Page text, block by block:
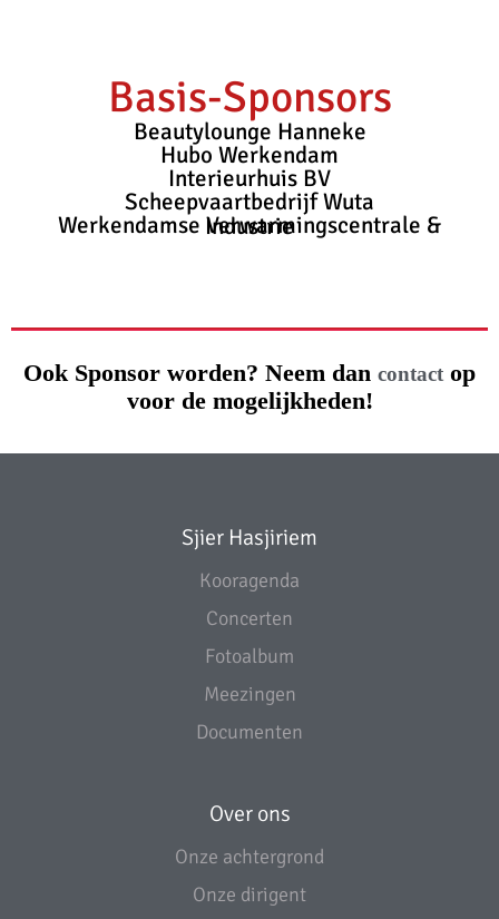
Basis-Sponsors
Beautylounge Hanneke
Hubo Werkendam
Interieurhuis BV
Scheepvaartbedrijf Wuta
Werkendamse Verwarmingscentrale & Industrie
Ook Sponsor worden? Neem dan contact op
voor de mogelijkheden!
Sjier Hasjiriem
Kooragenda
Concerten
Fotoalbum
Meezingen
Documenten
Over ons
Onze achtergrond
Onze dirigent